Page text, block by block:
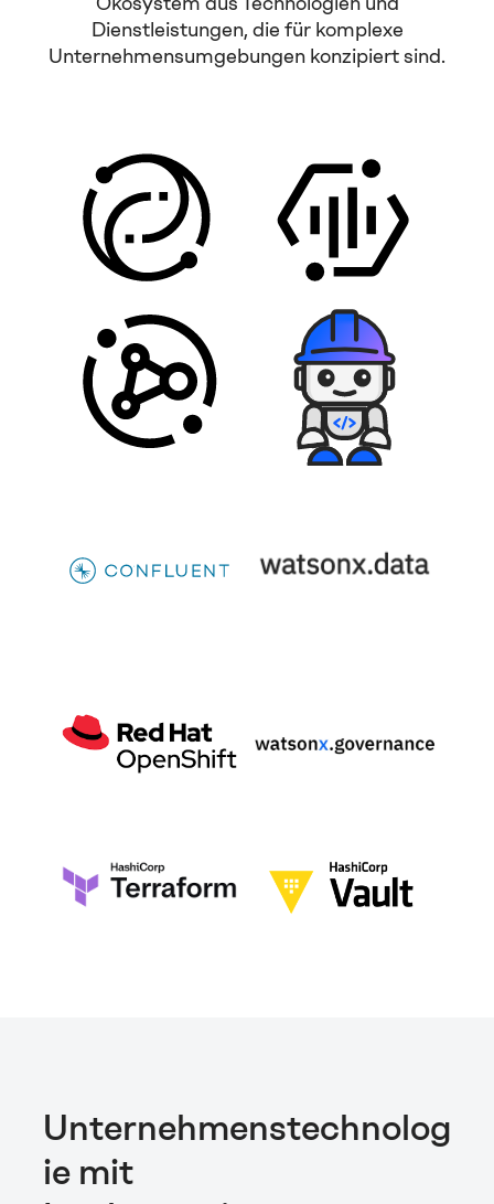
Dienstleistungen, die für komplexe
Unternehmensumgebungen konzipiert sind.
Unternehmenstechnolog
ie mit